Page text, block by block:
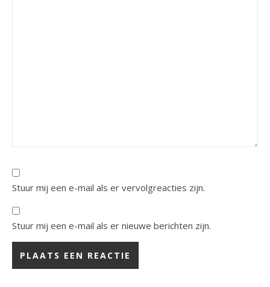
Stuur mij een e-mail als er vervolgreacties zijn.
Stuur mij een e-mail als er nieuwe berichten zijn.